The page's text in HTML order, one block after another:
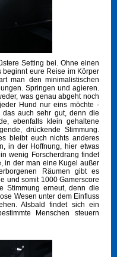
Setting bei. Ohne einen
beginnt eure Reise im Körper
man den minimalistischen
Springen und agieren.
was genau abgeht noch
Hund nur eins möchte -
das auch sehr gut, denn die
ebenfalls klein gehaltene
drückende Stimmung.
bleibt euch nichts anderes
in der Hoffnung, hier etwas
wenig Forscherdrang findet
in der man eine Kugel außer
Räumen gibt es
und somit 1000 Gamerscore
Stimmung erneut, denn die
Wesen unter dem Einfluss
Alsbald findet sich ein
Menschen steuern